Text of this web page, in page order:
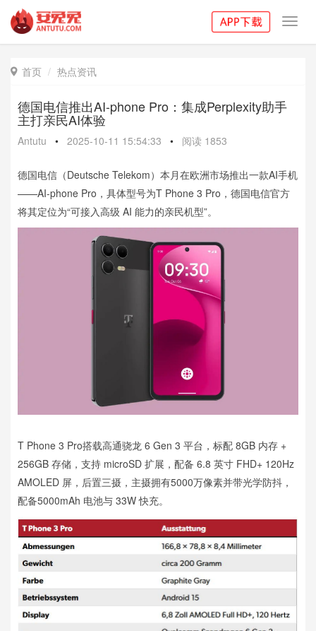
 首页 热点资讯
德国电信推出AI-phone Pro：集成Perplexity助手
主打亲民AI体验
Antutu • 2025-10-11 15:54:33 • 阅读 1853
德国电信（Deutsche Telekom）本月在欧洲市场推出一款AI手机
——AI-phone Pro，具体型号为T Phone 3 Pro，德国电信官方
将其定位为“可接入高级 AI 能力的亲民机型”。
T Phone 3 Pro搭载高通骁龙 6 Gen 3 平台，标配 8GB 内存 +
256GB 存储，支持 microSD 扩展，配备 6.8 英寸 FHD+ 120Hz
AMOLED 屏，后置三摄，主摄拥有5000万像素并带光学防抖，
配备5000mAh 电池与 33W 快充。